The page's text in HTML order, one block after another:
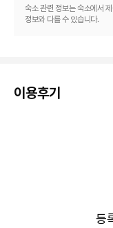
(날짜 변경 가능).   아래
~ 12월 27일입니다.
키즈 클럽
피트니스 시설
숙소 관련 정보는 숙소에서
정보와 다를 수 있습니다.
이용후기
등